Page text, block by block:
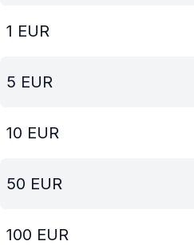
1 EUR
5 EUR
10 EUR
50 EUR
100 EUR